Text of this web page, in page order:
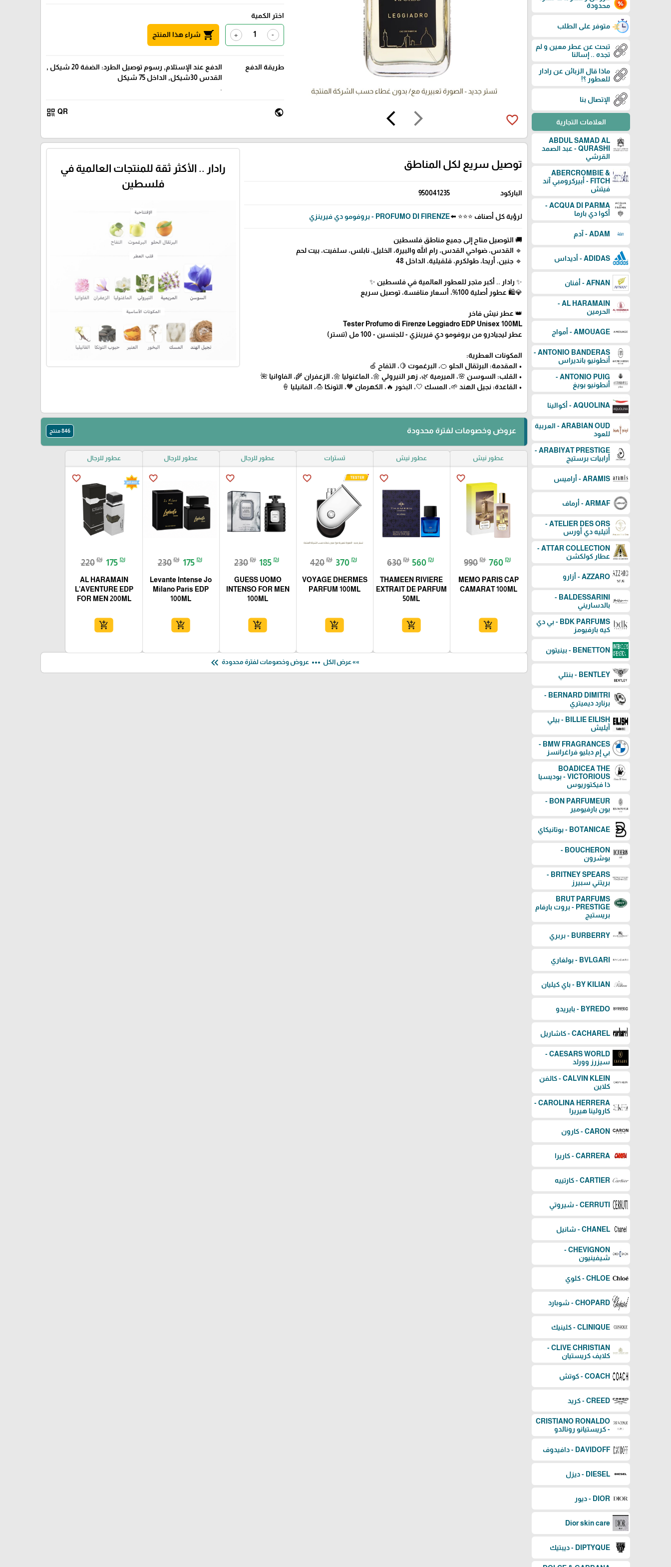
محدودة
متوفر على الطلب
تبحث عن عطر معين و لم
تجده .. إسالنا
ماذا قال الزبائن عن رادار
للعطور ؟!
الإتصال بنا
العلامات التجارية
ABDUL SAMAD AL
QURASHI - عبد الصمد
القرشي
ABERCROMBIE &
FITCH - أبيركرومبي آند
فيتش
ACQUA DI PARMA -
أكوا دي بارما
ADAM - آدم
ADIDAS - أديداس
AFNAN - أفنان
AL HARAMAIN -
الحرمين
AMOUAGE - أمواج
ANTONIO BANDERAS -
أنطونيو بانديراس
ANTONIO PUIG -
أنطونيو بويغ
AQUOLINA - أكوالينا
ARABIAN OUD - العربية
للعود
ARABIYAT PRESTIGE -
أرابيات برستيج
ARAMIS - أراميس
ARMAF - أرماف
ATELIER DES ORS -
أتيليه دي أورس
ATTAR COLLECTION -
عطار كولكشن
AZZARO - أزارو
BALDESSARINI -
بالدساريني
BDK PARFUMS - بي دي
كيه بارفيومز
BENETTON - بينيتون
BENTLEY - بنتلي
BERNARD DIMITRI -
برنارد ديميتري
BILLIE EILISH - بيلي
آيليش
BMW FRAGRANCES -
بي إم دبليو فراغرانسز
BOADICEA THE
VICTORIOUS - بوديسيا
ذا فيكتوريوس
BON PARFUMEUR -
بون بارفيومير
BOTANICAE - بوتانيكاي
BOUCHERON -
بوشرون
BRITNEY SPEARS -
بريتني سبيرز
BRUT PARFUMS
PRESTIGE - بروت بارفام
بريستيج
BURBERRY - بربري
BVLGARI - بولغاري
BY KILIAN - باي كيليان
BYREDO - بايريدو
CACHAREL - كاشاريل
CAESARS WORLD -
سيزرز وورلد
CALVIN KLEIN - كالفن
كلاين
CAROLINA HERRERA -
كارولينا هيريرا
CARON - كارون
CARRERA - كاريرا
CARTIER - كارتييه
CERRUTI - شيروتي
CHANEL - شانيل
CHEVIGNON -
شيفينيون
CHLOE - كلوي
CHOPARD - شوبارد
CLINIQUE - كلينيك
CLIVE CHRISTIAN -
كلايف كريستيان
COACH - كوتش
CREED - كريد
CRISTIANO RONALDO
- كريستيانو رونالدو
DAVIDOFF - دافيدوف
DIESEL - ديزل
DIOR - ديور
Dior skin care
DIPTYQUE - ديبتيك
arrow_forward_ios
arrow_back_ios favorite_border
اختر الكمية
-
+
shopping_cart شراء هذا المنتج
طريقة الدفع
الدفع عند الإستلام, رسوم توصيل الطرد: الضفة 20 شيكل ,
القدس 30شيكل, الداخل 75 شيكل
.
public
QR
qr_code
توصيل سريع لكل المناطق
الباركود 950041235
لرؤية كل أصناف ⭐⭐⭐ ⬅️PROFUMO DI FIRENZE - بروفومو دي فيرينزي
🚚 التوصيل متاح إلى جميع مناطق فلسطين
🔹 القدس، ضواحي القدس، رام الله والبيرة، الخليل، نابلس، سلفيت، بيت لحم
🔹 جنين، أريحا، طولكرم، قلقيلية، الداخل 48
✨ رادار .. أكبر متجر للعطور العالمية في فلسطين ✨
💎🛍️ عطور أصلية 100%، أسعار منافسة، توصيل سريع
👑 عطر نيش فاخر
Tester Profumo di Firenze Leggiadro EDP Unisex 100ML
عطر ليجيادرو من بروفومو دي فيرينزي - للجنسين - 100 مل (تستر)
المكونات العطرية:
• المقدمة: البرتقال الحلو 🍊، البرغموت 🍋، التفاح 🍏
• القلب: السوسن 🌸، الميرمية 🌿، زهر النيرولي 🌼، الماغنوليا 🌼، الزعفران 🌾، الفاوانيا 🌺
• القاعدة: نجيل الهند 🌱، المسك 🤍، البخور 🔥، الكهرمان 🧡، التونكا 🍮، الفانيليا 🍦
رادار .. الأكثر ثقة للمنتجات العالمية في
فلسطين
عروض وخصومات لفترة محدودة 846 منتج
عطور نيش
favorite_border
990₪ 760 ₪
MEMO PARIS CAP
CAMARAT 100ML
add_shopping_cart
عطور نيش
favorite_border
630₪ 560 ₪
THAMEEN RIVIERE
EXTRAIT DE PARFUM
50ML
add_shopping_cart
تسترات
favorite_border
420₪ 370 ₪
VOYAGE DHERMES
PARFUM 100ML
add_shopping_cart
عطور للرجال
favorite_border
230₪ 185 ₪
GUESS UOMO
INTENSO FOR MEN
100ML
add_shopping_cart
عطور للرجال
favorite_border
230₪ 175 ₪
Levante Intense Jo
Milano Paris EDP
100ML
add_shopping_cart
عطور للرجال
favorite_border
220₪ 175 ₪
AL HARAMAIN
L’AVENTURE EDP
FOR MEN 200ML
add_shopping_cart
»» عرض الكل more_horiz عروض وخصومات لفترة محدودة keyboard_double_arrow_left